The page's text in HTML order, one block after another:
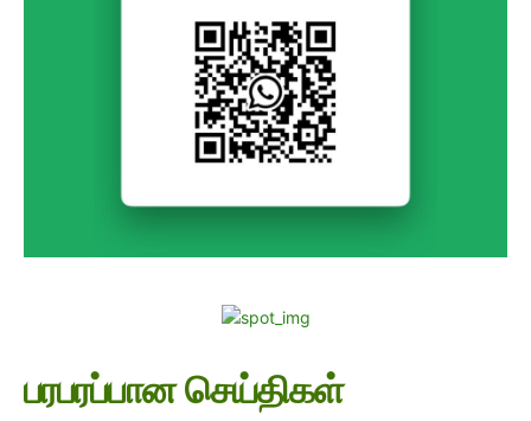
பரபரப்பான செய்திகள்